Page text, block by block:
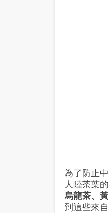
為了防止
大陸茶葉
烏龍茶、
到這些來